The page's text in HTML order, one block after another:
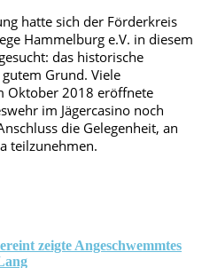
hatte sich der Förderkreis
Hammelburg e.V. in diesem
das historische
gutem Grund. Viele
Oktober 2018 eröffnete
im Jägercasino noch
die Gelegenheit, an
teilzunehmen.
zeigte Angeschwemmtes